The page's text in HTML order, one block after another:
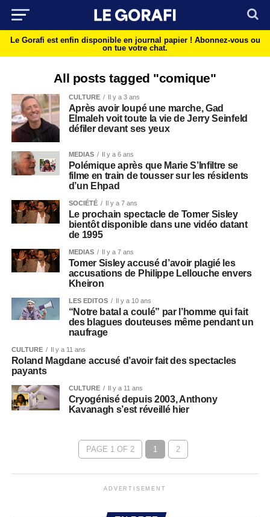
Le Gorafi est enfin disponible en journal papier ! Abonnez-vous ou
on tue votre chat.
All posts tagged "comique"
CULTURE Il y a 3 ans
Après avoir loupé une marche, Gad
Elmaleh voit toute la vie de Jerry Seinfeld
défiler devant ses yeux
MEDIAS Il y a 6 ans
Polémique après que Marie S’Infiltre se
filme en train de tousser sur les résidents
d’un Ehpad
SOCIÉTÉ Il y a 7 ans
Le prochain spectacle de Tomer Sisley
bientôt disponible dans une vidéo datant
de 1995
MEDIAS Il y a 7 ans
Tomer Sisley accusé d’avoir plagié les
accusations de Philippe Lellouche envers
Kheiron
LES EDITOS Il y a 10 ans
“Notre batal a coulé” par l’homme qui fait
des blagues douteuses même pendant un
naufrage
CULTURE Il y a 11 ans
Roland Magdane accusé d’avoir fait des spectacles
payants
CULTURE Il y a 11 ans
Cryogénisé depuis 2003, Anthony
Kavanagh s’est réveillé hier
PAGE 1 OF 2 1 2
ADVERTISEMENT